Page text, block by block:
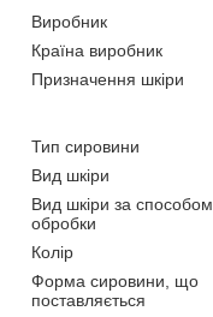
Виробник
Країна виробник
Призначення шкіри
Тип сировини
Вид шкіри
Вид шкіри за способом
обробки
Колір
Форма сировини, що
поставляється